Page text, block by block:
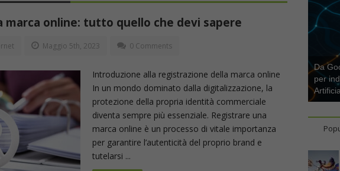
marca online: tutto quello che devi sapere
Maggio 5th, 2023 0 Comments
Introduzione alla registrazione della marca online
In un mondo dominato dalla digitalizzazione, la
protezione della propria identità commerciale
diventa sempre più essenziale. Registrare una
marca online è un processo di vitale importanza
per garantire l’autenticità del proprio brand e
tutelarsi ...
Da
per